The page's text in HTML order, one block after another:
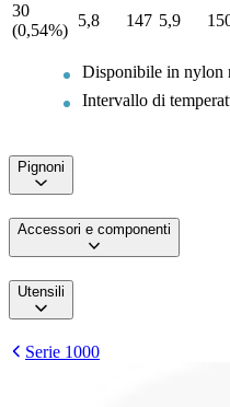
30
(0,54%)
5,8 147 5,9
Disponibile in nylon
Intervallo di
Pignoni
Accessori e componenti
Utensili
Serie 1000